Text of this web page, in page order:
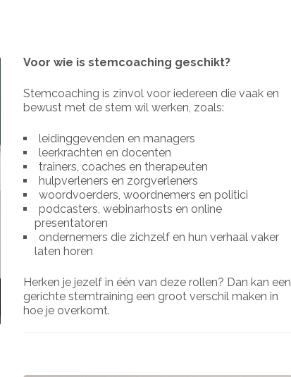
Voor wie is stemcoaching geschikt?
Stemcoaching is zinvol voor iedereen die vaak en
bewust met de stem wil werken, zoals:
leidinggevenden en managers
leerkrachten en docenten
trainers, coaches en therapeuten
hulpverleners en zorgverleners
woordvoerders, woordnemers en politici
podcasters, webinarhosts en online
presentatoren
ondernemers die zichzelf en hun verhaal vaker
laten horen
Herken je jezelf in één van deze rollen? Dan kan een
gerichte stemtraining een groot verschil maken in
hoe je overkomt.